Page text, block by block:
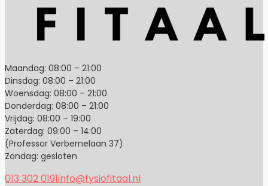
Maandag: 08:00 – 21:00
Dinsdag: 08:00 – 21:00
Woensdag: 08:00 – 21:00
Donderdag: 08:00 – 21:00
Vrijdag: 08:00 – 19:00
Zaterdag: 09:00 – 14:00
(Professor Verbernelaan 37)
Zondag: gesloten
013 302 0191info@fysiofitaal.nl